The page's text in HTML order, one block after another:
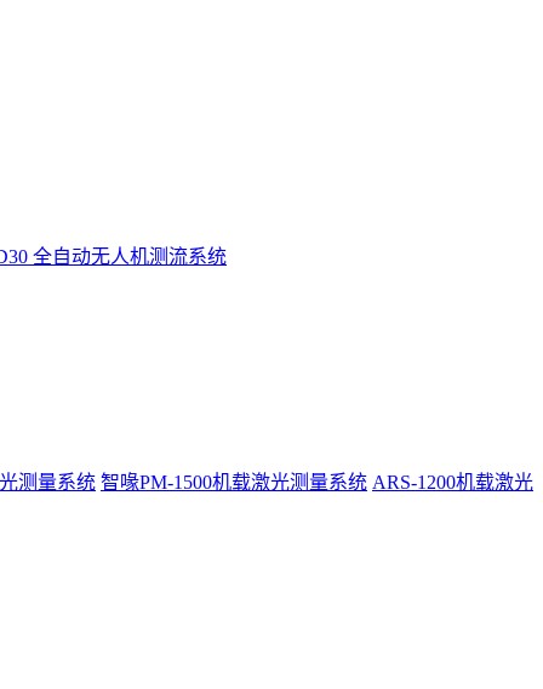
全自动无人机测流系统
测量系统 智喙PM-1500机载激光测量系统 ARS-1200机载激光